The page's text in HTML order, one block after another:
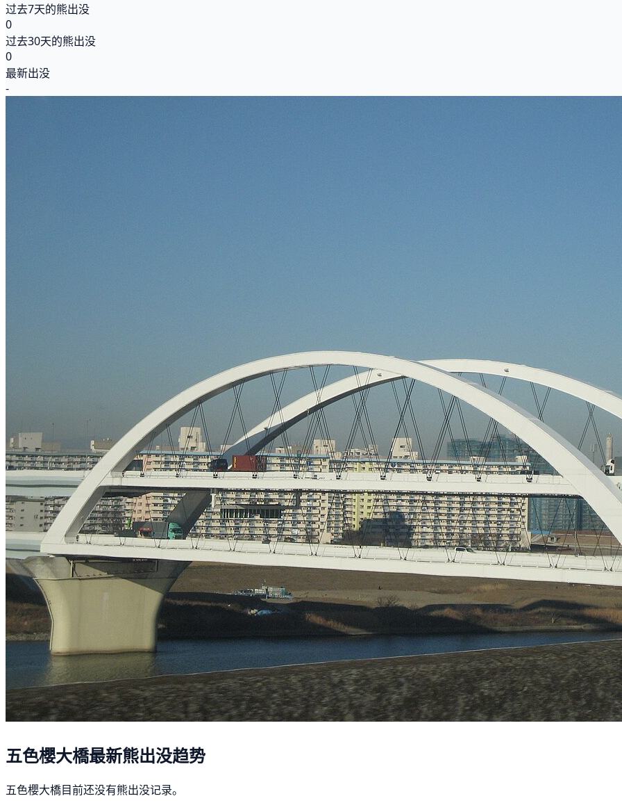
过去7天的熊出没
0
过去30天的熊出没
0
最新出没
-
五色櫻大橋最新熊出没趋势
五色櫻大橋目前还没有熊出没记录。